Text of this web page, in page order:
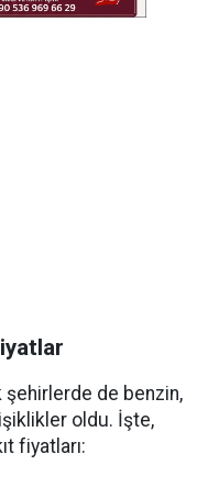
de benzin,
oldu. İşte,
fiyatları: